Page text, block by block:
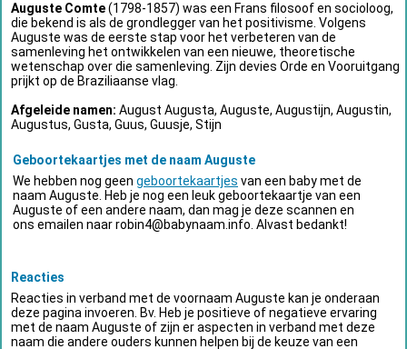
Auguste Comte(1798-1857) was een Frans filosoof en socioloog,
die bekend is als de grondlegger van het positivisme. Volgens
Auguste was de eerste stap voor het verbeteren van de
samenleving het ontwikkelen van een nieuwe, theoretische
wetenschap over die samenleving. Zijn devies Orde en Vooruitgang
prijkt op de Braziliaanse vlag.
Afgeleide namen: August Augusta, Auguste, Augustijn, Augustin,
Augustus, Gusta, Guus, Guusje, Stijn
Geboortekaartjes met de naam Auguste
We hebben nog geen geboortekaartjes van een baby met de
naam Auguste. Heb je nog een leuk geboortekaartje van een
Auguste of een andere naam, dan mag je deze scannen en
ons emailen naarrobin4@babynaam.info . Alvast bedankt!
Reacties
Reacties in verband met de voornaam Auguste kan je onderaan
deze pagina invoeren. Bv. Heb je positieve of negatieve ervaring
met de naam Auguste of zijn er aspecten in verband met deze
naam die andere ouders kunnen helpen bij de keuze van een